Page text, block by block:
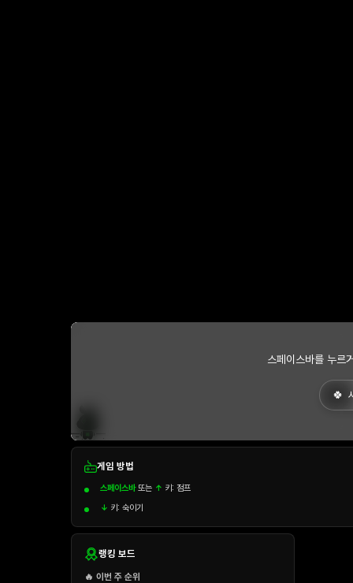
스페이스바를 누르
게임 방법
스페이스바또는 ↑ 키: 점프
↓ 키: 숙이기
랭킹 보드
🔥 이번 주 순위